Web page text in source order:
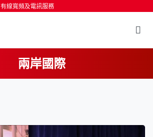
有線寬頻及電訊服務
兩岸國際